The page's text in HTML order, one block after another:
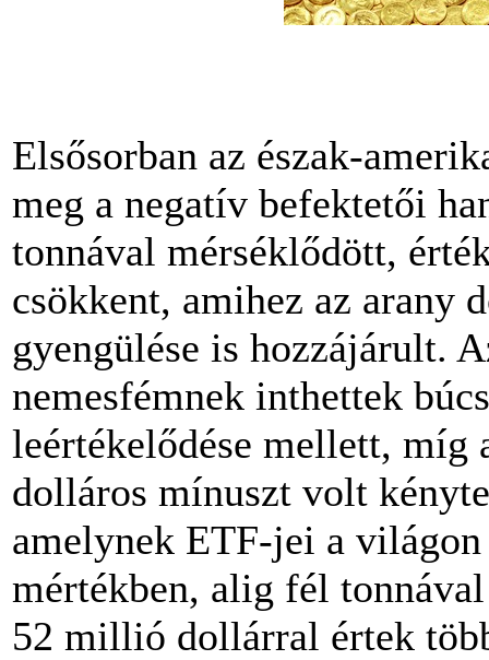
Elsősorban az észak-
meg a negatív befektetői
tonnával mérséklődött,
csökkent, amihez az arany
gyengülése is hozzájárult.
nemesfémnek inthettek
leértékelődése mellett,
dolláros mínuszt volt
amelynek ETF-jei a
mértékben, alig fél
52 millió dollárral értek